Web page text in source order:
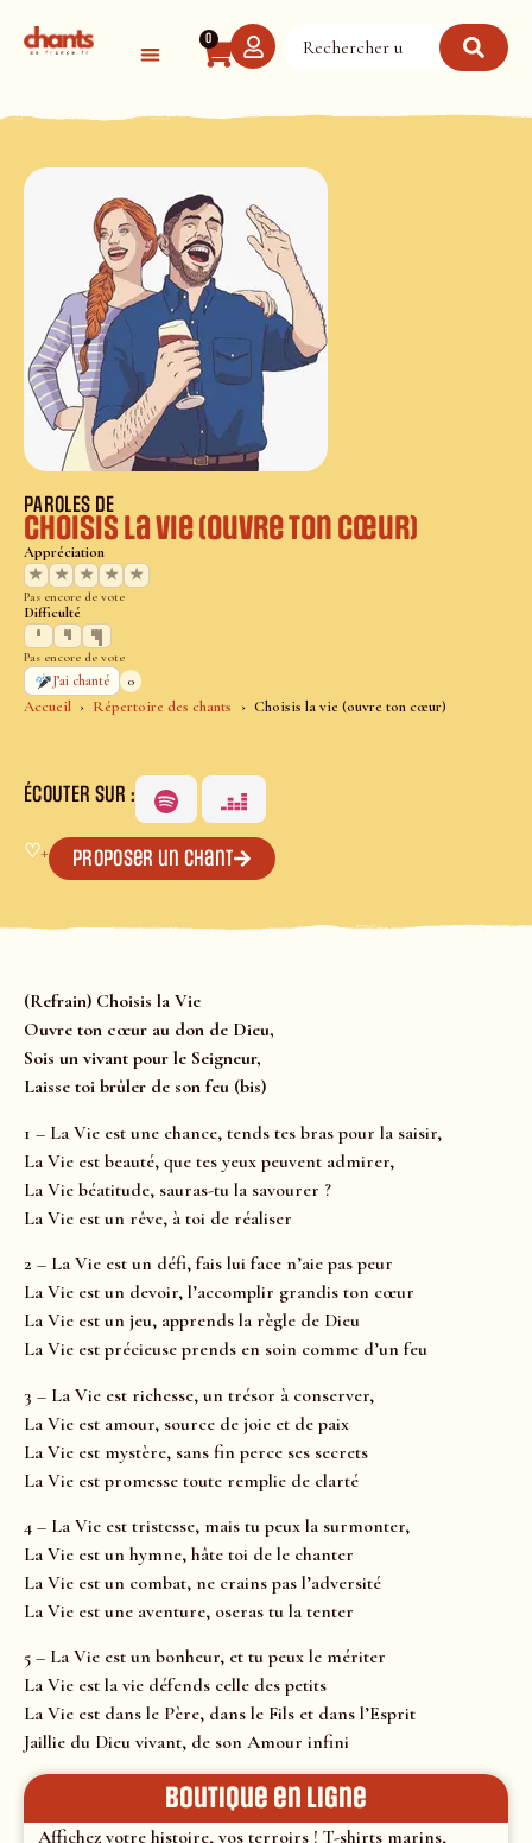
0
Accueil Répertoire des chants Choisis la vie (ouvre ton cœur)
PAROLES DE
Choisis la vie (ouvre ton cœur)
Appréciation
★
★ ★ ★ ★
Pas encore de vote
Difficulté
Pas encore de vote
J’ai chanté
0
ÉCOUTER SUR :
♡+ Proposer un chant
(Refrain) Choisis la Vie
Ouvre ton cœur au don de Dieu,
Sois un vivant pour le Seigneur,
Laisse toi brûler de son feu (bis)
1 – La Vie est une chance, tends tes bras pour la saisir,
La Vie est beauté, que tes yeux peuvent admirer,
La Vie béatitude, sauras-tu la savourer ?
La Vie est un rêve, à toi de réaliser
2 – La Vie est un défi, fais lui face n’aie pas peur
La Vie est un devoir, l’accomplir grandis ton cœur
La Vie est un jeu, apprends la règle de Dieu
La Vie est précieuse prends en soin comme d’un feu
3 – La Vie est richesse, un trésor à conserver,
La Vie est amour, source de joie et de paix
La Vie est mystère, sans fin perce ses secrets
La Vie est promesse toute remplie de clarté
4 – La Vie est tristesse, mais tu peux la surmonter,
La Vie est un hymne, hâte toi de le chanter
La Vie est un combat, ne crains pas l’adversité
La Vie est une aventure, oseras tu la tenter
5 – La Vie est un bonheur, et tu peux le mériter
La Vie est la vie défends celle des petits
La Vie est dans le Père, dans le Fils et dans l’Esprit
Jaillie du Dieu vivant, de son Amour infini
Boutique en ligne
Affichez votre histoire, vos terroirs ! T-shirts marins,